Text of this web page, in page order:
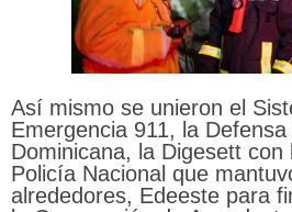
Así mismo se unieron el
Emergencia 911, la
Dominicana, la Digesett
Policía Nacional que
alrededores, Edeeste para